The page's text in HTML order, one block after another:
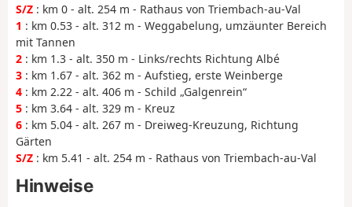
S/Z : km 0 - alt. 254 m - Rathaus von Triembach-au-Val
1 : km 0.53 - alt. 312 m - Weggabelung, umzäunter Bereich
mit Tannen
2 : km 1.3 - alt. 350 m - Links/rechts Richtung Albé
3 : km 1.67 - alt. 362 m - Aufstieg, erste Weinberge
4 : km 2.22 - alt. 406 m - Schild „Galgenrein“
5 : km 3.64 - alt. 329 m - Kreuz
6 : km 5.04 - alt. 267 m - Dreiweg-Kreuzung, Richtung
Gärten
S/Z : km 5.41 - alt. 254 m - Rathaus von Triembach-au-Val
Hinweise